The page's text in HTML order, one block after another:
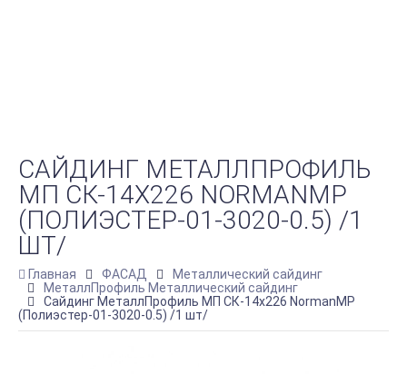
САЙДИНГ МЕТАЛЛПРОФИЛЬ
МП СК-14Х226 NORMANMP
(ПОЛИЭСТЕР-01-3020-0.5) /1
ШТ/
Главная ФАСАД
Металлический сайдинг
МеталлПрофиль Металлический сайдинг
Сайдинг МеталлПрофиль МП СК-14х226 NormanMP
(Полиэстер-01-3020-0.5) /1 шт/